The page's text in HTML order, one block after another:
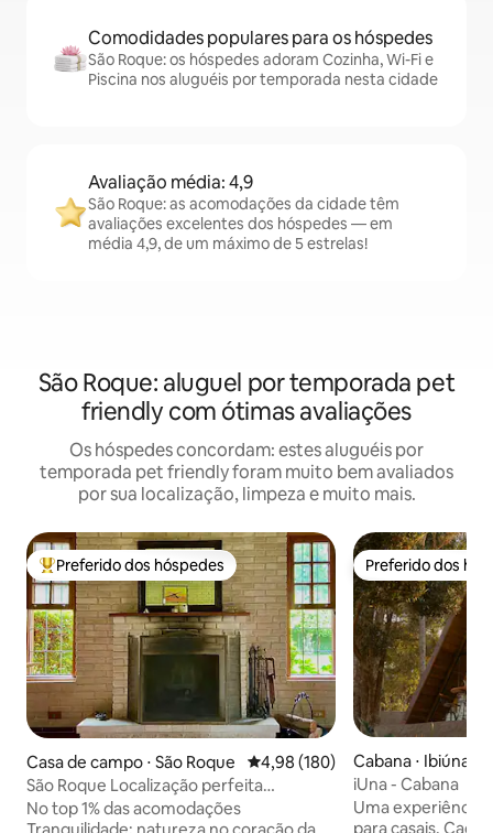
Comodidades populares para os hóspedes
São Roque: os hóspedes adoram Cozinha, Wi-Fi e
Piscina nos aluguéis por temporada nesta cidade
Avaliação média: 4,9
São Roque: as acomodações da cidade têm
avaliações excelentes dos hóspedes — em
média 4,9, de um máximo de 5 estrelas!
São Roque: aluguel por temporada pet
friendly com ótimas avaliações
Os hóspedes concordam: estes aluguéis por
temporada pet friendly foram muito bem avaliados
por sua localização, limpeza e muito mais.
Entre os melhores preferidos dos hóspedes
Preferido dos hóspedes
Casa de campo ⋅ São Roque 4,98 de uma avaliação média de
4,98 (180)
São Roque Localização perfeita
promocional agosto
No top 1% das acomodações
Preferido dos
Preferido dos
Cabana ⋅ Ibiúna
iUna - Cabana
Uma experiência
para casais. Cada